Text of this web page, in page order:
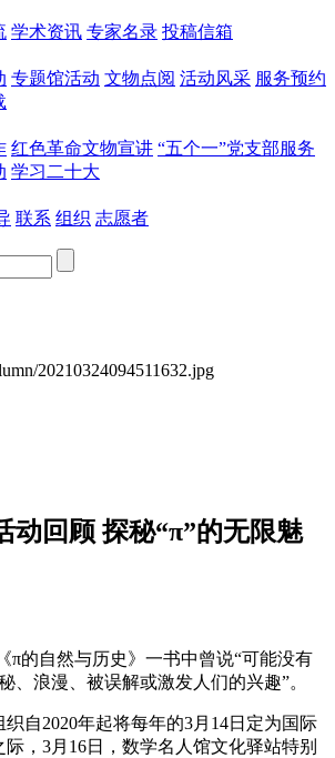
学术资讯 专家名录 投稿信箱
专题馆活动 文物点阅 活动风采 服务预约
红色革命文物宣讲 “五个一”党支部服务
学习二十大
联系 组织 志愿者
20210324094511632.jpg
动回顾 探秘“π”的无限魅
π的自然与历史》一书中曾说“可能没有
、浪漫、被误解或激发人们的兴趣”。
自2020年起将每年的3月14日定为国际
，3月16日，数学名人馆文化驿站特别